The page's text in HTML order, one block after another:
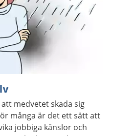
medvetet skada sig
många är det ett sätt att
jobbiga känslor och